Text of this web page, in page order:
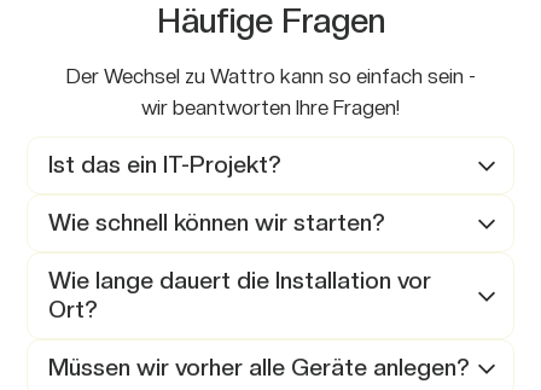
Häufige Fragen
Der Wechsel zu Wattro kann so einfach sein -
wir beantworten Ihre Fragen!
Ist das ein IT-Projekt?
Nein. Wattro ist keine Software, die Sie installieren
Cloud und ist sofort im Browser einsatzbereit,
ganz ohne eigenen Server und ohne IT-Kenntnisse.
Einrichtung, Schulung und laufenden Betrieb
übernehmen wir gemeinsam mit Ihnen, sodass Ihr
Wie schnell können wir starten?
Die Inbetriebnahme vor Ort ist innerhalb von 7
Tagen nach dem Abstimmungstermin (Videocall)
Wie lange dauert die Installation vor
Ort?
Für die Terminal-Installation brauchen wir
üblicherweise 1–2 Stunden: Sie brauchen nur Strom
Müssen wir vorher alle Geräte anlegen?